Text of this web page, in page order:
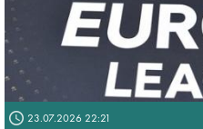
23.07.2026 22:21